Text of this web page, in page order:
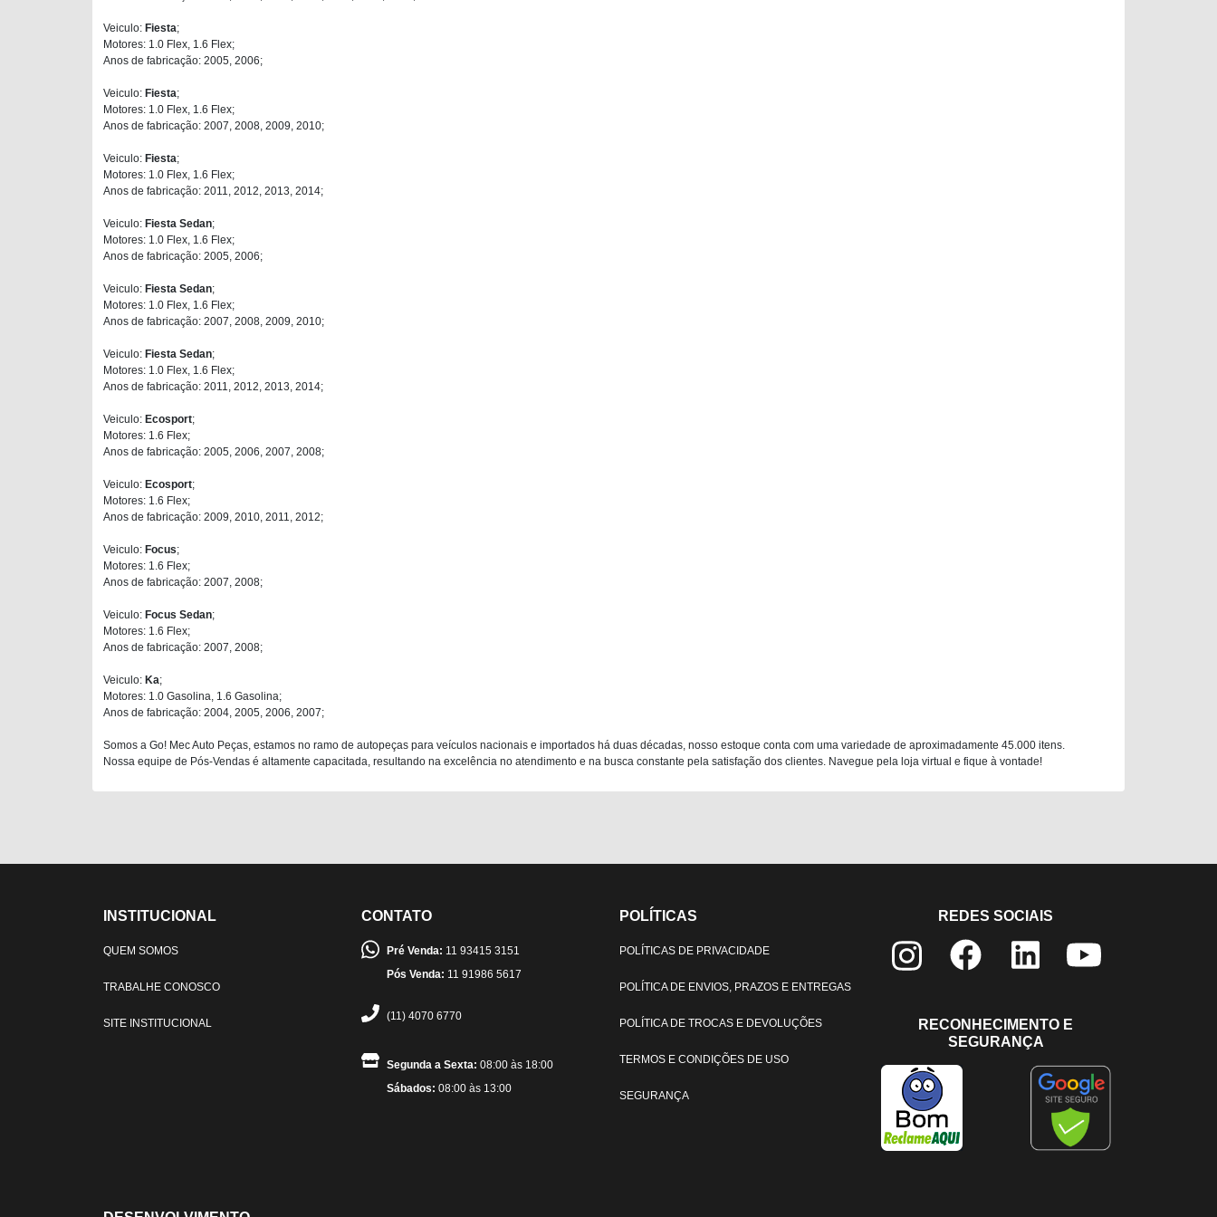
Veiculo: Fiesta;
Motores: 1.0 Flex, 1.6 Flex;
Anos de fabricação: 2005, 2006;
Veiculo: Fiesta;
Motores: 1.0 Flex, 1.6 Flex;
Anos de fabricação: 2007, 2008, 2009, 2010;
Veiculo: Fiesta;
Motores: 1.0 Flex, 1.6 Flex;
Anos de fabricação: 2011, 2012, 2013, 2014;
Veiculo: Fiesta Sedan;
Motores: 1.0 Flex, 1.6 Flex;
Anos de fabricação: 2005, 2006;
Veiculo: Fiesta Sedan;
Motores: 1.0 Flex, 1.6 Flex;
Anos de fabricação: 2007, 2008, 2009, 2010;
Veiculo: Fiesta Sedan;
Motores: 1.0 Flex, 1.6 Flex;
Anos de fabricação: 2011, 2012, 2013, 2014;
Veiculo: Ecosport;
Motores: 1.6 Flex;
Anos de fabricação: 2005, 2006, 2007, 2008;
Veiculo: Ecosport;
Motores: 1.6 Flex;
Anos de fabricação: 2009, 2010, 2011, 2012;
Veiculo: Focus;
Motores: 1.6 Flex;
Anos de fabricação: 2007, 2008;
Veiculo: Focus Sedan;
Motores: 1.6 Flex;
Anos de fabricação: 2007, 2008;
Veiculo: Ka;
Motores: 1.0 Gasolina, 1.6 Gasolina;
Anos de fabricação: 2004, 2005, 2006, 2007;
Somos a Go! Mec Auto Peças, estamos no ramo de autopeças para veículos nacionais e importados há duas décadas, nosso estoque conta com uma variedade de aproximadamente 45.000 itens.
Nossa equipe de Pós-Vendas é altamente capacitada, resultando na excelência no atendimento e na busca constante pela satisfação dos clientes. Navegue pela loja virtual e fique à vontade!
INSTITUCIONAL
QUEM SOMOS
TRABALHE CONOSCO
SITE INSTITUCIONAL
CONTATO
Pré Venda: 11 93415 3151
Pós Venda: 11 91986 5617
(11) 4070 6770
Segunda a Sexta: 08:00 às 18:00
Sábados: 08:00 às 13:00
POLÍTICAS
POLÍTICAS DE PRIVACIDADE
POLÍTICA DE ENVIOS, PRAZOS E ENTREGAS
POLÍTICA DE TROCAS E DEVOLUÇÕES
TERMOS E CONDIÇÕES DE USO
SEGURANÇA
REDES SOCIAIS
RECONHECIMENTO E
SEGURANÇA